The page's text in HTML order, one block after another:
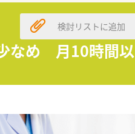
。
なめ 月10時間以
検討リストに追加